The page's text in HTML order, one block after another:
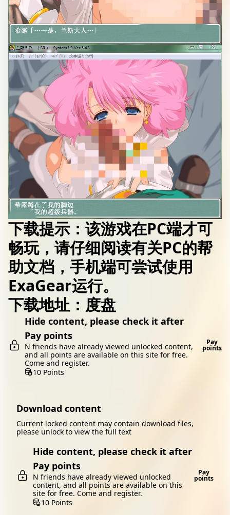
下载提示：该游戏在PC端才可
畅玩，请仔细阅读有关PC的帮
助文档，手机端可尝试使用
ExaGear运行。
下载地址：度盘
Hide content, please check it after
Pay points
N friends have already viewed unlocked content,
and all points are available on this site for free.
Come and register.
10 Points
Pay
points
Download content
Current locked content may contain download files,
please unlock to view the full text
Hide content, please check it after
Pay points
N friends have already viewed unlocked
content, and all points are available on this
site for free. Come and register.
10 Points
Pay
points